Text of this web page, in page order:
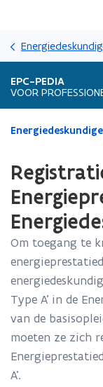
EPC-PEDIA
VOOR
Gedaan
bevindt
zich
op:
Registratie
de
Energiedeskundige
type
Om toegang te
Type A’ in de
van de
moeten ze zich
A’.